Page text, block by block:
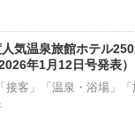
気温泉旅館ホテル
年1月12日号発表）
接客」「温泉・浴場」